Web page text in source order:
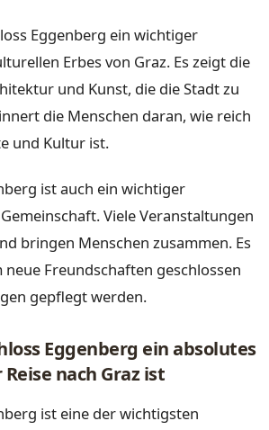
Eggenberg ein wichtiger
Erbes von Graz. Es zeigt die
und Kunst, die die Stadt zu
die Menschen daran, wie reich
und Kultur ist.
ist auch ein wichtiger
Viele Veranstaltungen
bringen Menschen zusammen. Es
neue Freundschaften geschlossen
gepflegt werden.
Eggenberg ein absolutes
nach Graz ist
ist eine der wichtigsten